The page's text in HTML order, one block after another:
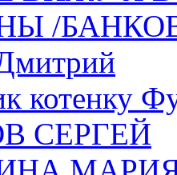
/
котенку
СЕРГЕЙ